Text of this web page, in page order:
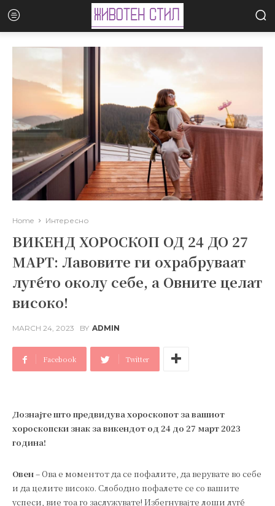
Home Интересно
ВИКЕНД ХОРОСКОП ОД 24 ДО 27
МАРТ: Лавовите ги охрабруваат
луѓето околу себе, а Овните целат
високо!
MARCH 24, 2023 BY ADMIN
Facebook Twitter
Дознајте што предвидува хороскопот за вашиот
хороскопски знак за викендот од 24 до 27 март 2023
година!
Овен– Ова е моментот да се пофалите, да верувате во себе
и да целите високо. Слободно пофалете се со вашите
успеси, вие тоа го заслужувате! Избегнувајте лоши луѓе